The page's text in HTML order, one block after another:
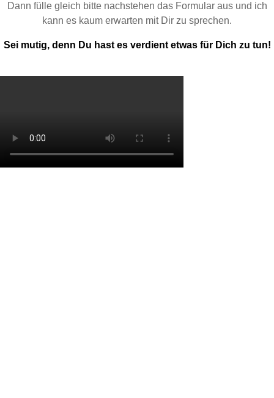
Dann fülle gleich bitte nachstehen das Formular aus und ich
kann es kaum erwarten mit Dir zu sprechen.
Sei mutig, denn Du hast es verdient etwas für Dich zu tun!